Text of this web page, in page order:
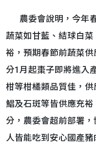
農委會說明，今年
蔬菜如甘藍、結球白
裕，預期春節前蔬菜
分1月起棗子即將進入
柑等柑橘類品質佳，
鯧及石斑等皆供應充
分，農委會超前部署
人皆能吃到安心國產